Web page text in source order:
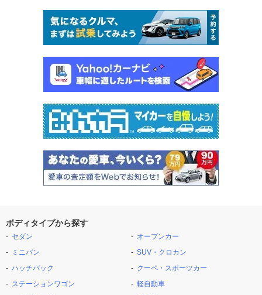
ボディタイプから探す
セダン
ミニバン
ハッチバック
ステーションワゴン
オープンカー
SUV・クロカン
クーペ・スポーツカー
軽自動車